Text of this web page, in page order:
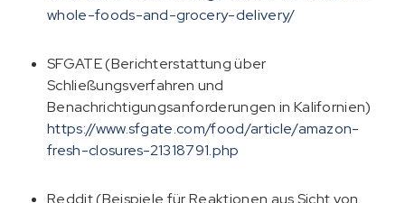
whole-foods-and-grocery-delivery/
SFGATE (Berichterstattung über
Schließungsverfahren und
Benachrichtigungsanforderungen in Kalifornien)
https://www.sfgate.com/food/article/amazon-
fresh-closures-21318791.php
Reddit (Beispiele für Reaktionen aus Sicht von